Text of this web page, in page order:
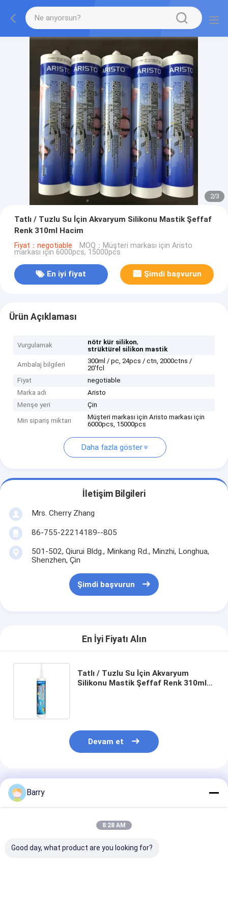
2/3
Tatlı / Tuzlu Su İçin Akvaryum Silikonu Mastik Şeffaf
Renk 310ml Hacim
Fiyat：negotiable MOQ：Müşteri markası için Aristo
markası için 6000pcs, 15000pcs
En iyi fiyat Şimdi başvurun
Ürün Açıklaması
Vurgulamak nötr kür silikon,
strüktürel silikon mastik
Ambalaj bilgileri
300ml / pc, 24pcs / ctn, 2000ctns /
20'fcl
Fiyat
negotiable
Marka adı
Aristo
Menşe yeri
Çin
Min sipariş miktarı
Müşteri markası için Aristo markası için
6000pcs, 15000pcs
Daha fazla göster
İletişim Bilgileri
Mrs. Cherry Zhang
86-755-22214189--805
501-502, Qiurui Bldg., Minkang Rd., Minzhi, Longhua,
Shenzhen, Çin
Şimdi başvurun
En İyi Fiyatı Alın
Tatlı / Tuzlu Su İçin Akvaryum
Silikonu Mastik Şeffaf Renk 310ml
Devam et
Önerilen Ürünler
Barry
8:28 AM
Good day, what product are you looking for?